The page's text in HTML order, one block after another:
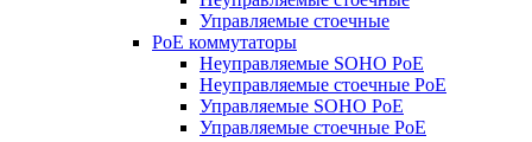
Управляемые стоечные
PoE коммутаторы
Неуправляемые SOHO PoE
Неуправляемые стоечные PoE
Управляемые SOHO PoE
Управляемые стоечные PoE